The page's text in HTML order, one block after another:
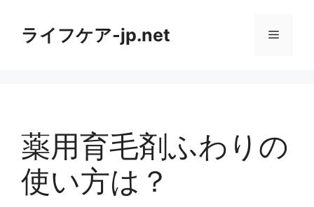
ライフケア-jp.net メ
ー
薬用育毛剤ふわりの
使い方は？